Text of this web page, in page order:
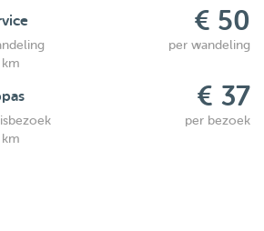
€ 50
per wandeling
€ 37
per bezoek